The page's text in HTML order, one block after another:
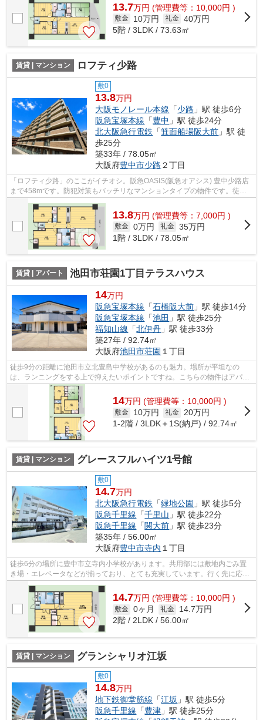
13.7万円 (管理費等：10,000円 )
敷金 10万円 礼金 40万円
5階 / 3LDK / 73.63㎡
賃貸 | マンション ロフティ少路
敷0
13.8万円
大阪モノレール本線 「少路 」駅 徒歩6分
阪急宝塚本線 「豊中 」駅 徒歩24分
北大阪急行電鉄 「箕面船場阪大前 」駅 徒
歩25分
築33年 / 78.05㎡
大阪府豊中市少路 ２丁目
「ロフティ少路」のここがイチオシ。阪急OASIS(阪急オアシス) 豊中少路店
まで458mです。防犯対策もバッチリなマンションタイプの物件です。徒歩8
13.8万円 (管理費等：7,000円 )
敷金 0万円 礼金 35万円
1階 / 3LDK / 78.05㎡
賃貸 | アパート 池田市荘園1丁目テラスハウス
14万円
阪急宝塚本線 「石橋阪大前 」駅 徒歩14分
阪急宝塚本線 「池田 」駅 徒歩25分
福知山線 「北伊丹 」駅 徒歩33分
築27年 / 92.74㎡
大阪府池田市荘園 １丁目
徒歩9分の距離に池田市立北豊島中学校があるのも魅力。場所が平坦なの
は、ランニングをする上で抑えたいポイントですね。こちらの物件はアパー
トです。こだわり派の方も満足度の高いデ...
14万円 (管理費等：10,000円 )
敷金 10万円 礼金 20万円
1-2階 / 3LDK＋1S(納戸) / 92.74㎡
賃貸 | マンション グレースフルハイツ1号館
敷0
14.7万円
北大阪急行電鉄 「緑地公園 」駅 徒歩5分
阪急千里線 「千里山 」駅 徒歩22分
阪急千里線 「関大前 」駅 徒歩23分
築35年 / 56.00㎡
大阪府豊中市寺内 １丁目
徒歩6分の場所に豊中市立寺内小学校があります。共用部には敷地内ごみ置
き場・エレベータなどが揃っており、とても充実しています。行く先に応じ
て経路を選べる、2駅利用可能な物件で...
14.7万円 (管理費等：10,000円 )
敷金 0ヶ月 礼金
14.7万円
2階 / 2LDK / 56.00㎡
賃貸 | マンション グランシャリオ江坂
敷0
14.8万円
地下鉄御堂筋線 「江坂 」駅 徒歩5分
阪急千里線 「豊津 」駅 徒歩25分